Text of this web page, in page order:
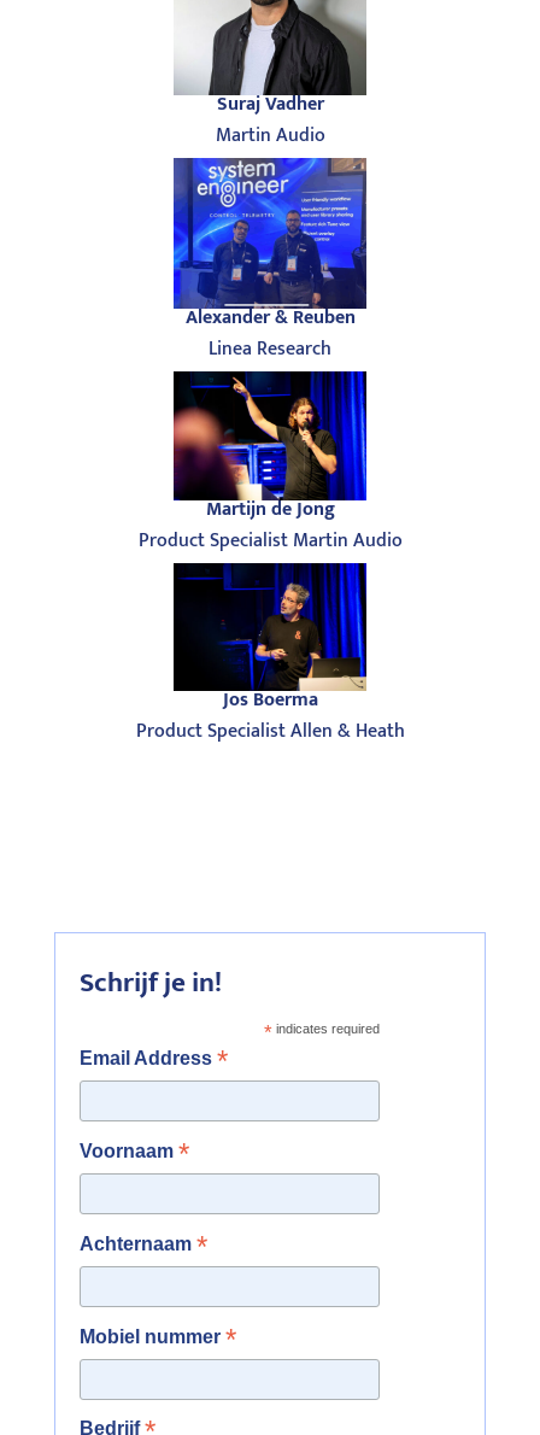
Suraj Vadher
Martin Audio
Alexander & Reuben
Linea Research
Martijn de Jong
Product Specialist Martin Audio
Jos Boerma
Product Specialist Allen & Heath
Schrijf je in!
* indicates required
Email Address *
Voornaam *
Achternaam *
Mobiel nummer *
Bedrijf